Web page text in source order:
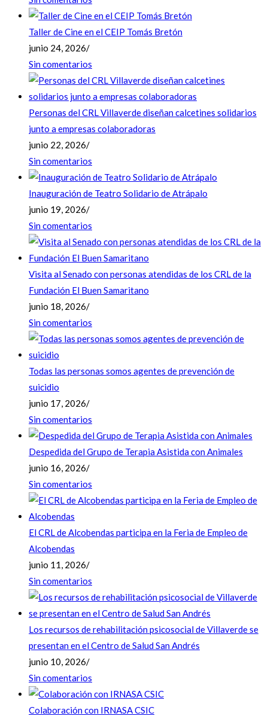
Taller de Cine en el CEIP Tomás Bretón
junio 24, 2026/
Sin comentarios
Personas del CRL Villaverde diseñan calcetines solidarios
junto a empresas colaboradoras
junio 22, 2026/
Sin comentarios
Inauguración de Teatro Solidario de Atrápalo
junio 19, 2026/
Sin comentarios
Visita al Senado con personas atendidas de los CRL de la
Fundación El Buen Samaritano
junio 18, 2026/
Sin comentarios
Todas las personas somos agentes de prevención de
suicidio
junio 17, 2026/
Sin comentarios
Despedida del Grupo de Terapia Asistida con Animales
junio 16, 2026/
Sin comentarios
El CRL de Alcobendas participa en la Feria de Empleo de
Alcobendas
junio 11, 2026/
Sin comentarios
Los recursos de rehabilitación psicosocial de Villaverde se
presentan en el Centro de Salud San Andrés
junio 10, 2026/
Sin comentarios
Colaboración con IRNASA CSIC